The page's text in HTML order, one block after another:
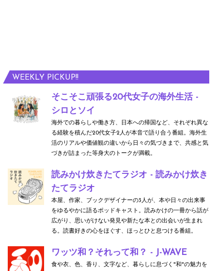
WEEKLY PICKUP!!
そこそこ頑張る20代女子の海外生活 -
シロとソイ
海外での暮らしや働き方、日本への帰国など、それぞれ異な
る経験を積んだ20代女子2人が本音で語り合う番組。海外生
活のリアルや価値観の違いから日々の気づきまで、共感と気
づきが詰まった等身大のトークが満載。
読みかけ炊きたてラジオ - 読みかけ炊き
たてラジオ
本屋、作家、ブックデザイナーの3人が、本や日々の出来事
をゆるやかに語るポッドキャスト。読みかけの一冊から話が
広がり、思いがけない発見や新たな本との出会いが生まれ
る。読書好きの心をほぐす、ほっとひと息つける番組。
ワッツ和？それって和？ - J-WAVE
食や衣、色、香り、文字など、暮らしに息づく"和"の魅力を
er
n